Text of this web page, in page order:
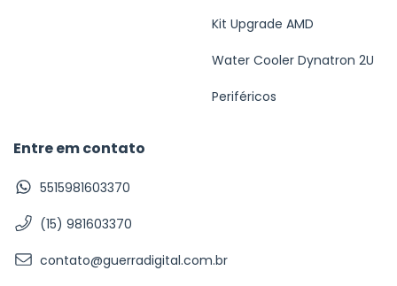
Kit Upgrade AMD
Water Cooler Dynatron 2U
Periféricos
Entre em contato
5515981603370
(15) 981603370
contato@guerradigital.com.br